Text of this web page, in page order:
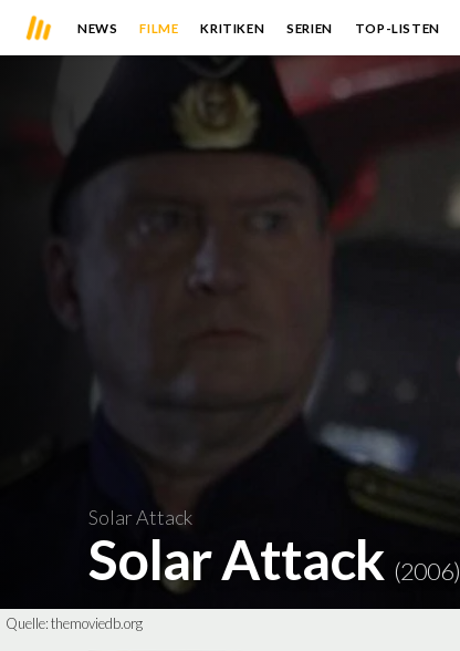
NEWS FILME KRITIKEN SERIEN TOP-LISTEN
Solar Attack
Solar Attack (2006)
Quelle:themoviedb.org